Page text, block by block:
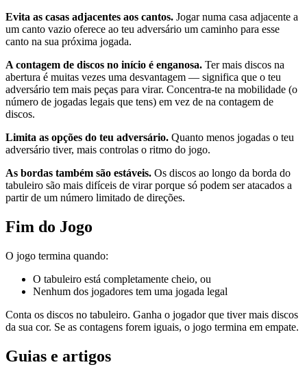
Evita as casas adjacentes aos cantos. Jogar numa casa adjacente a
um canto vazio oferece ao teu adversário um caminho para esse
canto na sua próxima jogada.
A contagem de discos no início é enganosa. Ter mais discos na
abertura é muitas vezes uma desvantagem — significa que o teu
adversário tem mais peças para virar. Concentra-te na mobilidade (o
número de jogadas legais que tens) em vez de na contagem de
discos.
Limita as opções do teu adversário. Quanto menos jogadas o teu
adversário tiver, mais controlas o ritmo do jogo.
As bordas também são estáveis. Os discos ao longo da borda do
tabuleiro são mais difíceis de virar porque só podem ser atacados a
partir de um número limitado de direções.
Fim do Jogo
O jogo termina quando:
O tabuleiro está completamente cheio, ou
Nenhum dos jogadores tem uma jogada legal
Conta os discos no tabuleiro. Ganha o jogador que tiver mais discos
da sua cor. Se as contagens forem iguais, o jogo termina em empate.
Guias e artigos